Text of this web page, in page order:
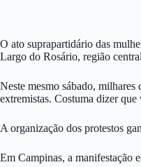
O ato suprapartidário das
Largo do Rosário, região
Neste mesmo sábado,
extremistas. Costuma dizer que
A organização dos protestos
Em Campinas, a manifestação